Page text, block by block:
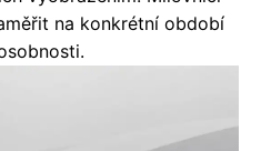
na konkrétní období